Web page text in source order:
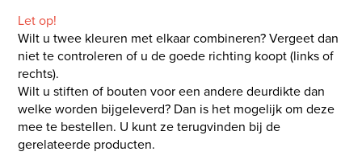
Let op!
Wilt u twee kleuren met elkaar combineren? Vergeet dan
niet te controleren of u de goede richting koopt (links of
rechts).
Wilt u stiften of bouten voor een andere deurdikte dan
welke worden bijgeleverd? Dan is het mogelijk om deze
mee te bestellen. U kunt ze terugvinden bij de
gerelateerde producten.